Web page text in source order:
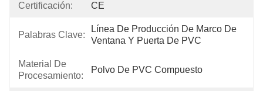
Certificación: CE
Palabras Clave:
Línea De Producción De Marco De
Ventana Y Puerta De PVC
Material De
Procesamiento:
Polvo De PVC Compuesto